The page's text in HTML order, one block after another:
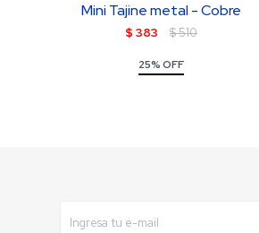
Mini Tajine metal - Cobre
$ 383 $510
25% OFF